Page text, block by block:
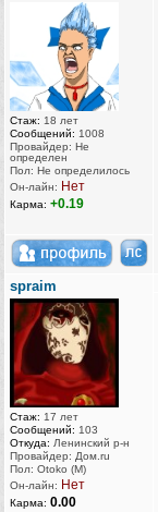
Стаж: 18 лет
Сообщений: 1008
Провайдер: Не
определен
Пол: Не определилось
Он-лайн: Нет
Карма: +0.19
spraim
Стаж: 17 лет
Сообщений: 103
Откуда: Ленинский р-н
Провайдер: Дом.ru
Пол: Otoko (M)
Он-лайн: Нет
Карма: 0.00